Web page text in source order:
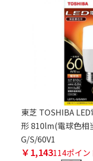
東芝 TOSHIBA
形 810lm(電球色相
G/S/60V1
￥1,143114ポイン